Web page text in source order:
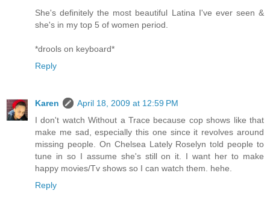
She's definitely the most beautiful Latina I've ever seen &
she's in my top 5 of women period.
*drools on keyboard*
Reply
Karen
April 18, 2009 at 12:59 PM
I don't watch Without a Trace because cop shows like that
make me sad, especially this one since it revolves around
missing people. On Chelsea Lately Roselyn told people to
tune in so I assume she's still on it. I want her to make
happy movies/Tv shows so I can watch them. hehe.
Reply